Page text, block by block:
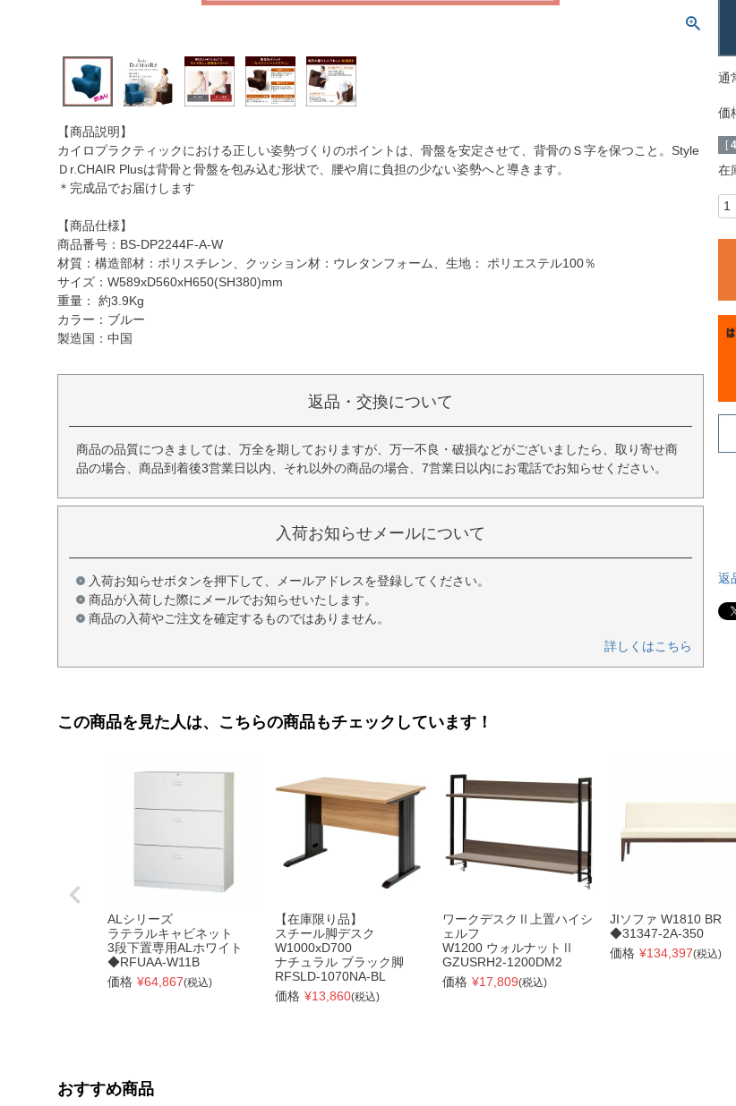
【商品説明】
カイロプラクティックにおける正しい姿勢づくりのポイントは、骨盤を安定させて、背骨のＳ字を保つこと。Style
Ｄr.CHAIR Plusは背骨と骨盤を包み込む形状で、腰や肩に負担の少ない姿勢へと導きます。
＊完成品でお届けします
【商品仕様】
商品番号：BS-DP2244F-A-W
材質：構造部材：ポリスチレン、クッション材：ウレタンフォーム、生地： ポリエステル100％
サイズ：W589xD560xH650(SH380)mm
重量： 約3.9Kg
カラー：ブルー
製造国：中国
返品・交換について
商品の品質につきましては、万全を期しておりますが、万一不良・破損などがございましたら、取り寄せ商
品の場合、商品到着後3営業日以内、それ以外の商品の場合、7営業日以内にお電話でお知らせください。
入荷お知らせメールについて
入荷お知らせボタンを押下して、メールアドレスを登録してください。
商品が入荷した際にメールでお知らせいたします。
商品の入荷やご注文を確定するものではありません。
詳しくはこちら
通
価
[
在
返
この商品を見た人は、こちらの商品もチェックしています！
ALシリーズ
ラテラルキャビネット
3段下置専用ALホワイト
◆RFUAA-W11B
価格 ¥64,867(税込)
【在庫限り品】
スチール脚デスク
W1000xD700
ナチュラル ブラック脚
RFSLD-1070NA-BL
価格 ¥13,860(税込)
ワークデスクⅡ上置ハイシ
ェルフ
W1200 ウォルナットⅡ
GZUSRH2-1200DM2
価格 ¥17,809(税込)
JIソファ W1810 BR
◆31347-2A-350
価格 ¥134,397(税込)
おすすめ商品